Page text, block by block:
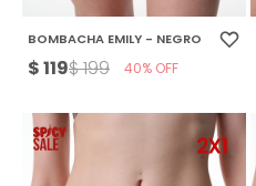
BOMBACHA EMILY - NEGRO
$119$199 40